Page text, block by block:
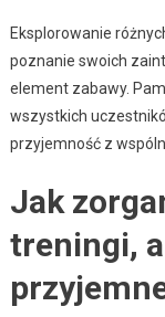
Eksplorowanie
poznanie swoich
element zabawy.
wszystkich
przyjemność z
Jak
treningi,